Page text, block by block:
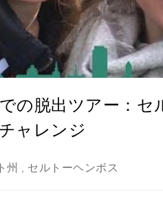
の脱出ツアー：セ
ャレンジ
州 セルトーヘンボス